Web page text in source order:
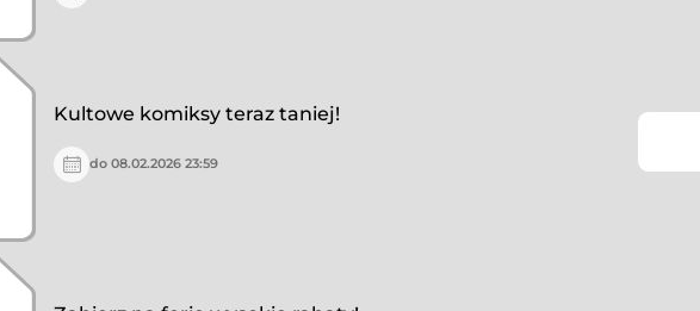
Kultowe komiksy teraz taniej!
do 08.02.2026 23:59